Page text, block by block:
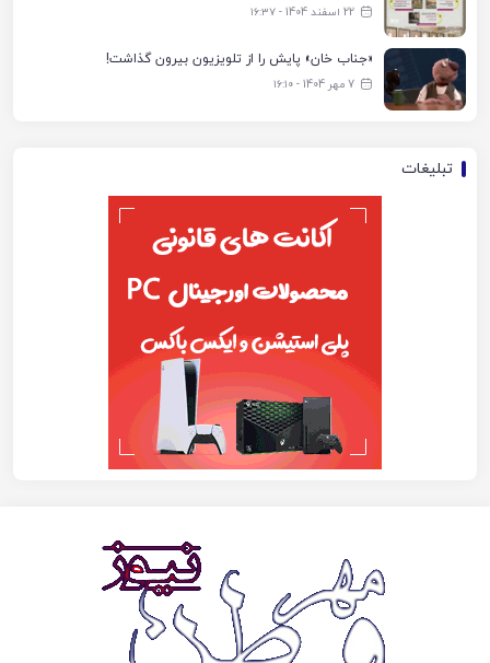
22 اسفند 1404 - ۱۶:۳۷
«جناب خان» پایش را از تلویزیون بیرون گذاشت!
7 مهر 1404 - ۱۶:۱۰
تبلیغات